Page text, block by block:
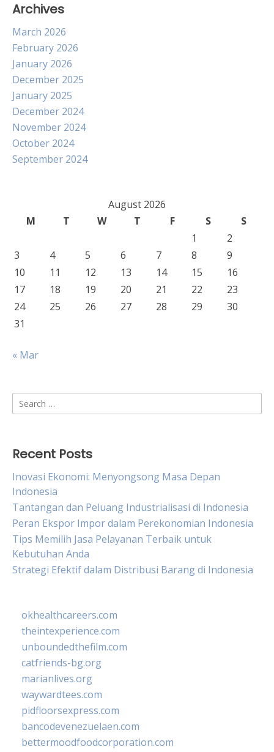
Archives
March 2026
February 2026
January 2026
December 2025
January 2025
December 2024
November 2024
October 2024
September 2024
August 2026
M
T W T F S
S
1
2
3
4 5 6 7 8
9
10
11 12 13 14 15
16
17
18 19 20 21 22
23
24
25 26 27 28 29
30
31
« Mar
Search
for:
Recent Posts
Inovasi Ekonomi: Menyongsong Masa Depan
Indonesia
Tantangan dan Peluang Industrialisasi di Indonesia
Peran Ekspor Impor dalam Perekonomian Indonesia
Tips Memilih Jasa Pelayanan Terbaik untuk
Kebutuhan Anda
Strategi Efektif dalam Distribusi Barang di Indonesia
okhealthcareers.com
theintexperience.com
unboundedthefilm.com
catfriends-bg.org
marianlives.org
waywardtees.com
pidfloorsexpress.com
bancodevenezuelaen.com
bettermoodfoodcorporation.com